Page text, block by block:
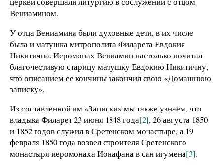
Вениамином.
У отца Вениамина были духовные дети, в их числе
была и матушка митрополита Филарета Евдокия
Никитична. Иеромонах Вениамин настолько почитал
благочестивую старицу матушку Евдокию Никитичну,
что описанием ее кончины закончил свою «Домашнюю
записку».
Из составленной им «Записки» мы также узнаем, что
владыка Филарет 23 июня 1848 года[2], 26 августа 1850
и 1852 годов служил в Сретенском монастыре, а 19
февраля 1850 года возвел строителя Сретенского
монастыря иеромонаха Ионафана в сан игумена[3].